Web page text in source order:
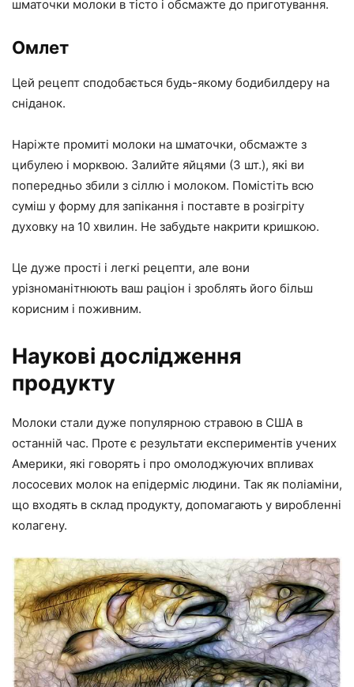
шматочки молоки в тісто і обсмажте до приготування.
Омлет
Цей рецепт сподобається будь-якому бодибилдеру на
сніданок.
Наріжте промиті молоки на шматочки, обсмажте з
цибулею і морквою. Залийте яйцями (3 шт.), які ви
попередньо збили з сіллю і молоком. Помістіть всю
суміш у форму для запікання і поставте в розігріту
духовку на 10 хвилин. Не забудьте накрити кришкою.
Це дуже прості і легкі рецепти, але вони
урізноманітнюють ваш раціон і зроблять його більш
корисним і поживним.
Наукові дослідження
продукту
Молоки стали дуже популярною стравою в США в
останній час. Проте є результати експериментів учених
Америки, які говорять і про омолоджуючих впливах
лососевих молок на епідерміс людини. Так як поліаміни,
що входять в склад продукту, допомагають у виробленні
колагену.